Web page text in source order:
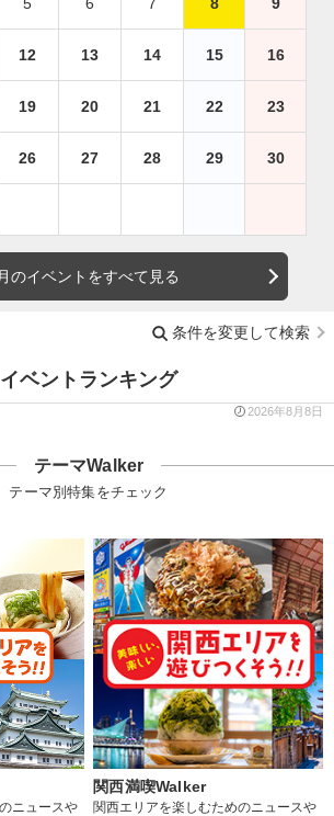
12 13 14 15 16
19 20 21 22 23
26 27 28 29 30
のイベントをすべて見る
条件を変更して検索
イベントランキング
2026年8月8日
テーマWalker
テーマ別特集をチェック
ニュースや
関西満喫Walker
関西エリアを楽しむためのニュースや